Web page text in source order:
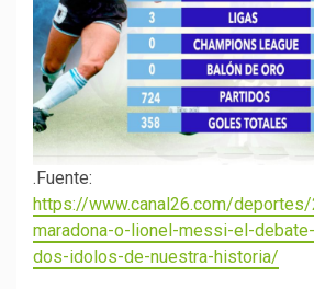
.Fuente:
https://www.canal26.com/
maradona-o-lionel-messi-el-
dos-idolos-de-nuestra-historia/